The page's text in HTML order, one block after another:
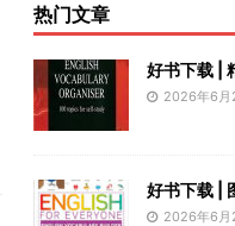
热门文章
好书下载 |
2026年6月
好书下载 |
2026年6月